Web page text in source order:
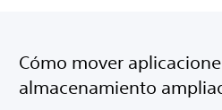
Cómo mover
almacenamiento